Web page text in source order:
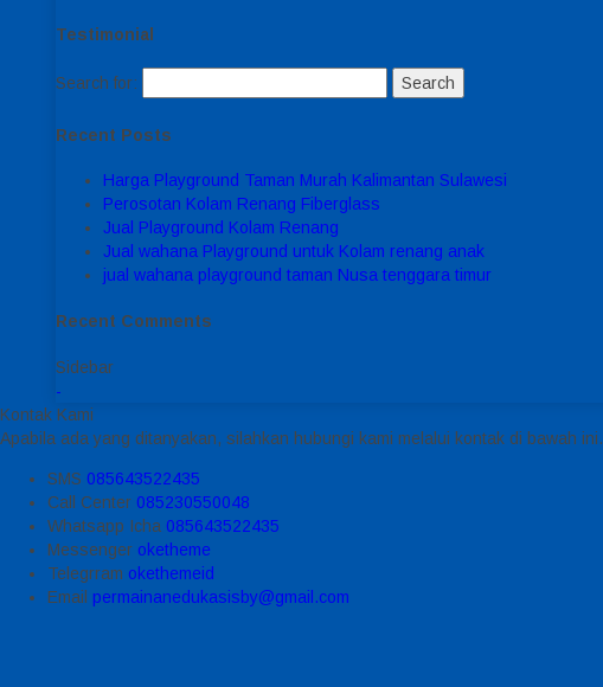
Testimonial
Search for:
Recent Posts
Harga Playground Taman Murah Kalimantan Sulawesi
Perosotan Kolam Renang Fiberglass
Jual Playground Kolam Renang
Jual wahana Playground untuk Kolam renang anak
jual wahana playground taman Nusa tenggara timur
Recent Comments
Sidebar
-
Kontak Kami
Apabila ada yang ditanyakan, silahkan hubungi kami melalui kontak di bawah ini.
SMS 085643522435
Call Center 085230550048
Whatsapp Icha 085643522435
Messenger oketheme
Telegrram okethemeid
Email permainanedukasisby@gmail.com